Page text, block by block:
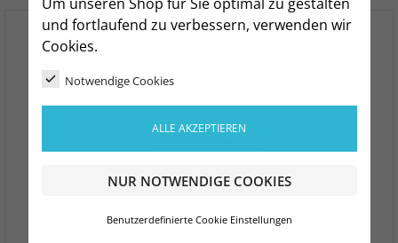
und fortlaufend zu verbessern, verwenden wir
Cookies.
Notwendige Cookies
ALLE AKZEPTIEREN
NUR NOTWENDIGE COOKIES
Benutzerdefinierte Cookie Einstellungen